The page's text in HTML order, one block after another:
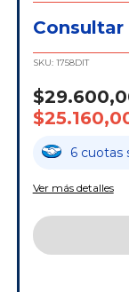
SKU: 1758DIT
6 cuotas
Ver más detalles